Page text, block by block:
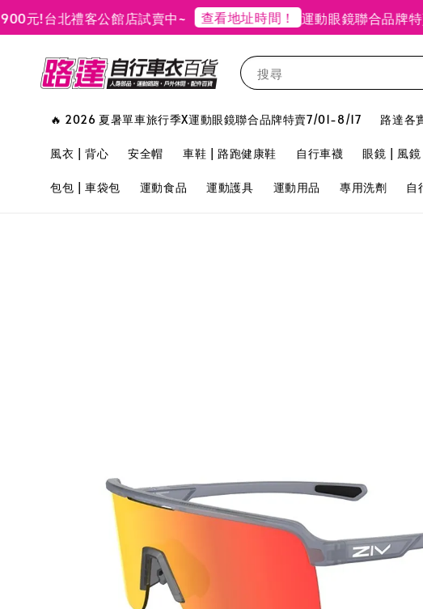
元!台北禮客公館店試賣中~ 查看地址時間！ 運動眼鏡聯合品牌特賣
搜尋
🔥 2026 夏暑單車旅行季X運動眼鏡聯合品牌特賣7/01-8/17 路達各
風衣 | 背心 安全帽 車鞋 | 路跑健康鞋 自行車襪 眼鏡 | 風鏡
包包 | 車袋包 運動食品 運動護具 運動用品 專用洗劑 自